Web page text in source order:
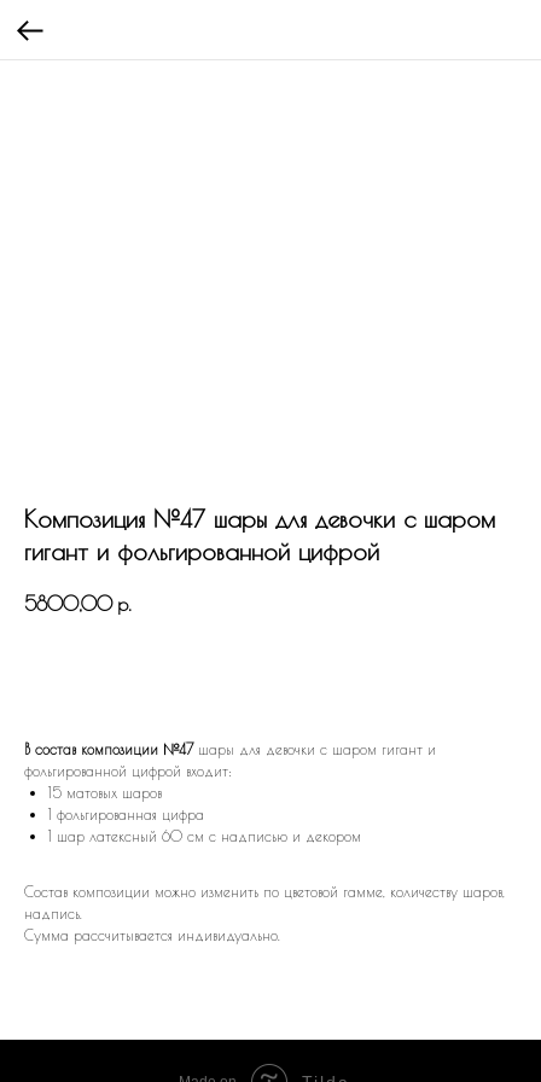
Композиция №47 шары для девочки с шаром
гигант и фольгированной цифрой
5800,00 р.
В состав композиции №47 шары для девочки с шаром гигант и
фольгированной цифрой входит:
15 матовых шаров
1 фольгированная цифра
1 шар латексный 60 см с надписью и декором
Состав композиции можно изменить по цветовой гамме, количеству шаров,
надпись.
Сумма рассчитывается индивидуально.